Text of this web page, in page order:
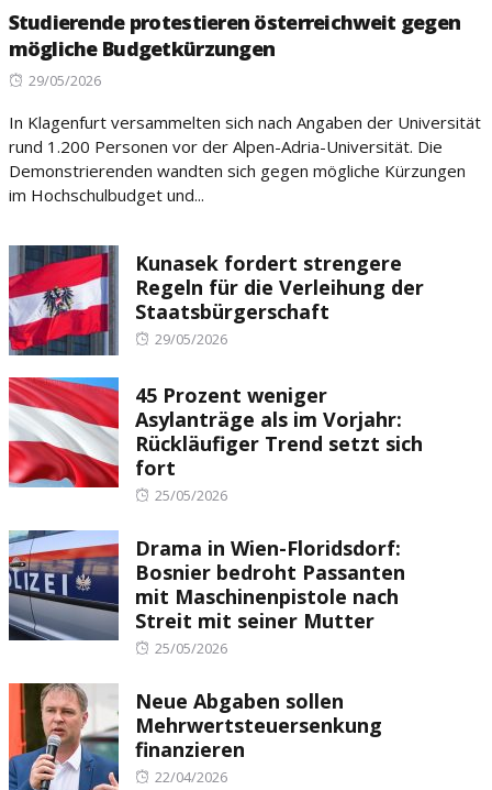
Studierende protestieren österreichweit gegen
mögliche Budgetkürzungen
Posted
29/05/2026
In Klagenfurt versammelten sich nach Angaben der Universität
rund 1.200 Personen vor der Alpen-Adria-Universität. Die
Demonstrierenden wandten sich gegen mögliche Kürzungen
im Hochschulbudget und...
Kunasek fordert strengere
Regeln für die Verleihung der
Staatsbürgerschaft
Posted
29/05/2026
45 Prozent weniger
Asylanträge als im Vorjahr:
Rückläufiger Trend setzt sich
fort
Posted
25/05/2026
Drama in Wien-Floridsdorf:
Bosnier bedroht Passanten
mit Maschinenpistole nach
Streit mit seiner Mutter
Posted
25/05/2026
Neue Abgaben sollen
Mehrwertsteuersenkung
finanzieren
Posted
22/04/2026